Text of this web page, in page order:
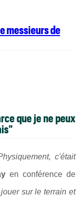
messieurs de
que je ne peux
c'était
en conférence de
sur le terrain et